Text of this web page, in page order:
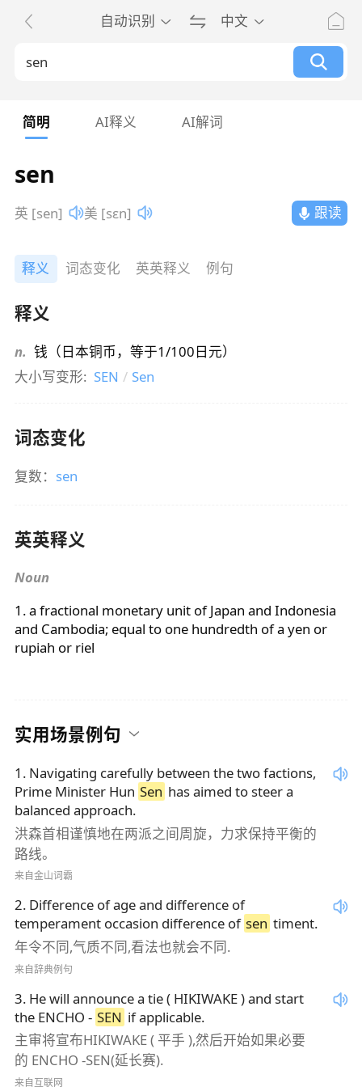
自动识别 中文
简明 AI释义 AI解词
sen
英 [sen] 美 [sɛn] 跟读
释义 词态变化 英英释义 例句
释义
n. 钱（日本铜币，等于1/100日元）
大小写变形: SEN / Sen
词态变化
复数： sen
英英释义
Noun
1. a fractional monetary unit of Japan and Indonesia
and Cambodia; equal to one hundredth of a yen or
rupiah or riel
实用场景例句
1 . Navigating carefully between the two factions,
Prime Minister Hun Sen has aimed to steer a
balanced approach.
洪森首相谨慎地在两派之间周旋，力求保持平衡的
路线。
来自金山词霸
2. Difference of age and difference of
temperament occasion difference of sen timent.
年令不同,气质不同,看法也就会不同.
来自辞典例句
3. He will announce a tie ( HIKIWAKE ) and start
the ENCHO - SEN if applicable.
主审将宣布HIKIWAKE ( 平手 ),然后开始如果必要
的 ENCHO -SEN(延长赛).
来自互联网